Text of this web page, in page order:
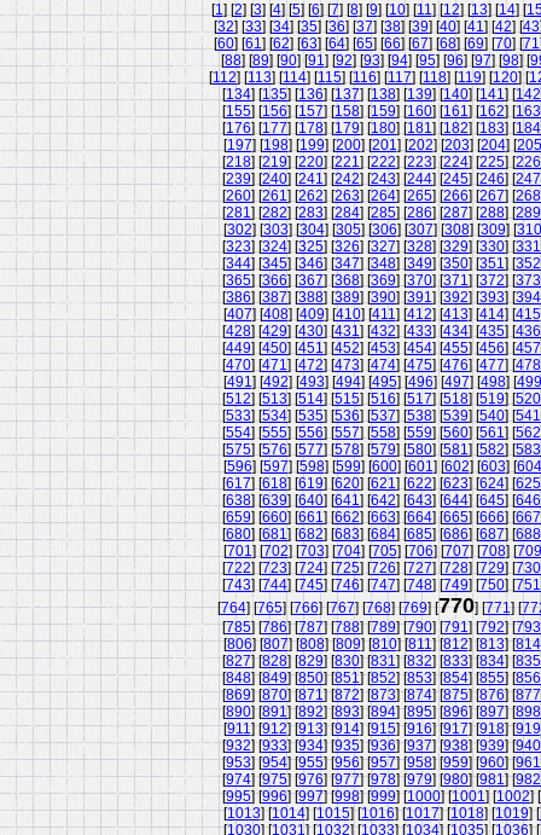
[1] [2] [3] [4] [5] [6] [7] [8] [9] [10] [11] [12] [13] [14] [
[32] [33] [34] [35] [36] [37] [38] [39] [40] [41] [42] [43
[60] [61] [62] [63] [64] [65] [66] [67] [68] [69] [70] [71
[88] [89] [90] [91] [92] [93] [94] [95] [96] [97] [98] [
[112] [113] [114] [115] [116] [117] [118] [119] [120] [
[134] [135] [136] [137] [138] [139] [140] [141] [142
[155] [156] [157] [158] [159] [160] [161] [162] [163
[176] [177] [178] [179] [180] [181] [182] [183] [184
[197] [198] [199] [200] [201] [202] [203] [204] [205
[218] [219] [220] [221] [222] [223] [224] [225] [226
[239] [240] [241] [242] [243] [244] [245] [246] [247
[260] [261] [262] [263] [264] [265] [266] [267] [268
[281] [282] [283] [284] [285] [286] [287] [288] [289
[302] [303] [304] [305] [306] [307] [308] [309] [310
[323] [324] [325] [326] [327] [328] [329] [330] [331
[344] [345] [346] [347] [348] [349] [350] [351] [352
[365] [366] [367] [368] [369] [370] [371] [372] [373
[386] [387] [388] [389] [390] [391] [392] [393] [394
[407] [408] [409] [410] [411] [412] [413] [414] [415
[428] [429] [430] [431] [432] [433] [434] [435] [436
[449] [450] [451] [452] [453] [454] [455] [456] [457
[470] [471] [472] [473] [474] [475] [476] [477] [478
[491] [492] [493] [494] [495] [496] [497] [498] [499
[512] [513] [514] [515] [516] [517] [518] [519] [520
[533] [534] [535] [536] [537] [538] [539] [540] [541
[554] [555] [556] [557] [558] [559] [560] [561] [562
[575] [576] [577] [578] [579] [580] [581] [582] [583
[596] [597] [598] [599] [600] [601] [602] [603] [604
[617] [618] [619] [620] [621] [622] [623] [624] [625
[638] [639] [640] [641] [642] [643] [644] [645] [646
[659] [660] [661] [662] [663] [664] [665] [666] [667
[680] [681] [682] [683] [684] [685] [686] [687] [688
[701] [702] [703] [704] [705] [706] [707] [708] [709
[722] [723] [724] [725] [726] [727] [728] [729] [730
[743] [744] [745] [746] [747] [748] [749] [750] [751
[764] [765] [766] [767] [768] [769] [770] [771] [
[785] [786] [787] [788] [789] [790] [791] [792] [793
[806] [807] [808] [809] [810] [811] [812] [813] [814
[827] [828] [829] [830] [831] [832] [833] [834] [835
[848] [849] [850] [851] [852] [853] [854] [855] [856
[869] [870] [871] [872] [873] [874] [875] [876] [877
[890] [891] [892] [893] [894] [895] [896] [897] [898
[911] [912] [913] [914] [915] [916] [917] [918] [919
[932] [933] [934] [935] [936] [937] [938] [939] [940
[953] [954] [955] [956] [957] [958] [959] [960] [961
[974] [975] [976] [977] [978] [979] [980] [981] [982
[995] [996] [997] [998] [999] [1000] [1001] [1002] [
[1013] [1014] [1015] [1016] [1017] [1018] [1019] [
[1030] [1031] [1032] [1033] [1034] [1035] [1036] [